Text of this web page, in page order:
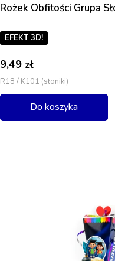
Rożek Obfitości Grupa
EFEKT 3D!
9,49 zł
R18 / K101 (słoniki)
Do koszyka